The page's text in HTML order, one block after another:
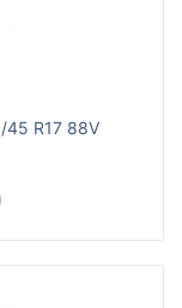
45 R17 88V